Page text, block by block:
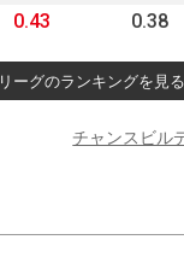
0.43 0.38
リーグのランキングを見る
チャンスビル